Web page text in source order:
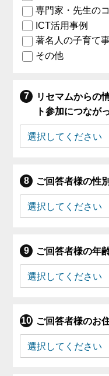
専門家・先生の
ICT活用事例
著名人の子育て
その他
リセマムからの
ト参加につなが
ご回答者様の性
ご回答者様の年
ご回答者様のお